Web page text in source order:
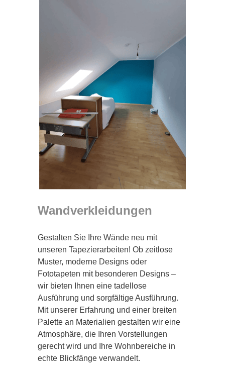
Wandverkleidungen
Gestalten Sie Ihre Wände neu mit
unseren Tapezierarbeiten! Ob zeitlose
Muster, moderne Designs oder
Fototapeten mit besonderen Designs –
wir bieten Ihnen eine tadellose
Ausführung und sorgfältige Ausführung.
Mit unserer Erfahrung und einer breiten
Palette an Materialien gestalten wir eine
Atmosphäre, die Ihren Vorstellungen
gerecht wird und Ihre Wohnbereiche in
echte Blickfänge verwandelt.